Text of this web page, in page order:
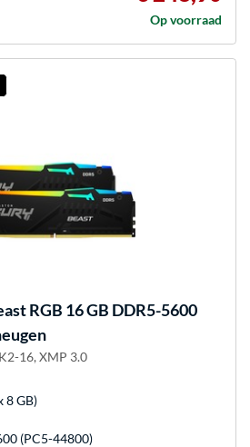
Op voorraad
RGB 16 GB DDR5-5600
16, XMP 3.0
8 GB)
(PC5-44800)